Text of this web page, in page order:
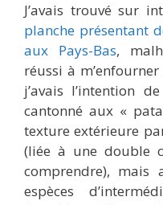
J’avais trouvé sur
planche présentant
aux Pays-Bas,
réussi à
j’avais l’intention
cantonné aux «
texture extérieure
(liée à une double
comprendre), mais
espèces